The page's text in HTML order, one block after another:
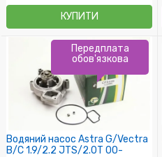
КУПИТИ
Водяний насос Astra G/Vectra
B/C 1.9/2.2 JTS/2.0T 00-
Передплата
обов'язкова